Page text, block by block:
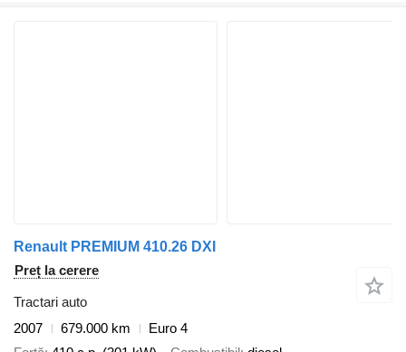
Renault PREMIUM 410.26 DXI
Preț la cerere
Tractari auto
2007
679.000 km
Euro 4